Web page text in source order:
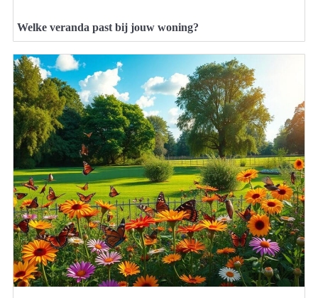
Welke veranda past bij jouw woning?